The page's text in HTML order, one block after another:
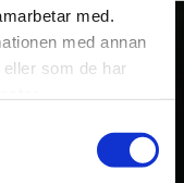
med.
med annan
som de har